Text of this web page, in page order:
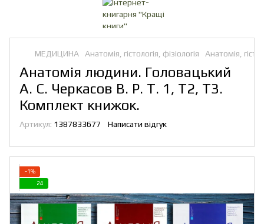
МЕДИЦИНА Анатомія, гістологія, фізіологія Анатомія,
Анатомія людини. Головацький
А. С. Черкасов В. Р. Т. 1, Т2, Т3.
Комплект книжок.
Артикул: 1387833677 Написати відгук
−1%
24